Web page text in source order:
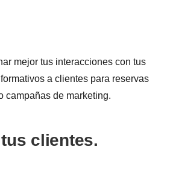
mejor tus interacciones con tus
a clientes para reservas
campañas de marketing.
clientes.